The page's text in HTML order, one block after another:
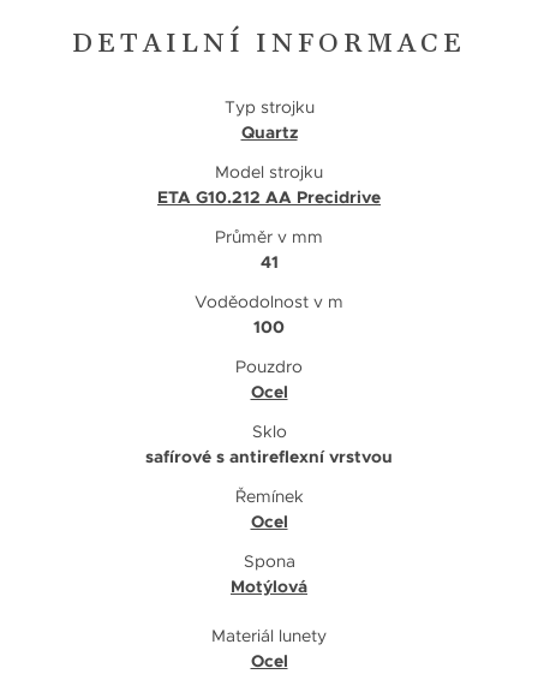
DETAILNÍ INFORMACE
Typ strojku
Quartz
Model strojku
ETA G10.212 AA Precidrive
Průměr v mm
41
Voděodolnost v m
100
Pouzdro
Ocel
Sklo
safírové s antireflexní vrstvou
Řemínek
Ocel
Spona
Motýlová
Materiál lunety
Ocel